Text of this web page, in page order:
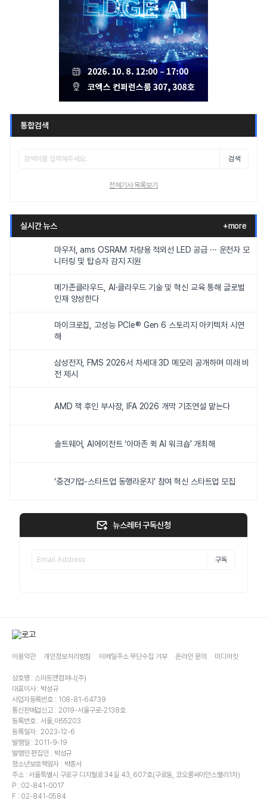
통합검색
검색
전체기사 목록보기
실시간 뉴스 +more
마우저, ams OSRAM 차량용 적외선 LED 공급 ··· 운전자 모
니터링 및 탑승자 감지 지원
메가존클라우드, AI·클라우드 기술 및 혁신 교육 통해 글로벌
인재 양성한다
마이크로칩, 고성능 PCIe® Gen 6 스토리지 아키텍처 시연
해
삼성전자, FMS 2026서 차세대 3D 메모리 공개하며 미래 비
전 제시
AMD 잭 후인 부사장, IFA 2026 개막 기조연설 맡는다
솔트웨어, AI에이전트 ‘아마존 퀵 AI 워크숍’ 개최해
‘중견기업-스타트업 동행라운지’ 참여 혁신 스타트업 모집
뉴스레터 구독신청
구독
이용약관 개인정보처리방침 이메일주소 무단수집 거부 온라인 문의 미디어킷
상호명 : 스마트앤컴퍼니(주)
대표이사 : 박성규
사업자등록번호 : 108-81-64739
통신판매업신고 : 2019-서울구로-2138호
등록번호 : 서울,아55203
등록일자 : 2023-12-6
발행일 : 2011-9-19
발행인·편집인 : 박성규
청소년보호책임자 : 박종서
주소 : 서울특별시 구로구 디지털로 34길 43, 607호(구로동, 코오롱싸이언스밸리1차)
P : 02-841-0017
F : 02-841-0584